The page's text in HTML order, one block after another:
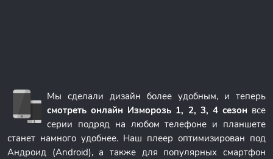
Мы сделали дизайн более удобным, и теперь
смотреть онлайн Изморозь 1, 2, 3, 4 сезон все
серии подряд на любом телефоне и планшете
станет намного удобнее. Наш плеер оптимизирован под
Андроид (Android), а также для популярных смартфон